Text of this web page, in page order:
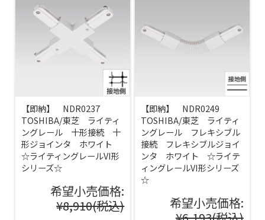
【即納】 NDR0237
TOSHIBA/東芝 ライティ
ングレール 十形接続 十
形ジョインタ ホワイト
☆ライティングレールVI形
シリーズ☆
希望小売価格:
¥8,910(税込)
【即納】 NDR0249
TOSHIBA/東芝 ライティ
ングレール フレキシブル
接続 フレキシブルジョイ
ンタ ホワイト ☆ライテ
ィングレールVI形シリーズ
☆
希望小売価格: